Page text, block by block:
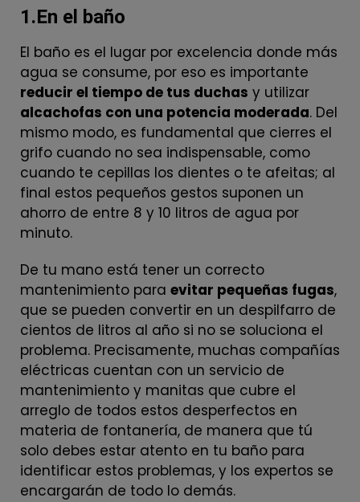
1.En el baño
El baño es el lugar por excelencia donde más
agua se consume, por eso es importante
reducir el tiempo de tus duchas y utilizar
alcachofas con una potencia moderada. Del
mismo modo, es fundamental que cierres el
grifo cuando no sea indispensable, como
cuando te cepillas los dientes o te afeitas; al
final estos pequeños gestos suponen un
ahorro de entre 8 y 10 litros de agua por
minuto.
De tu mano está tener un correcto
mantenimiento para evitar pequeñas fugas,
que se pueden convertir en un despilfarro de
cientos de litros al año si no se soluciona el
problema. Precisamente, muchas compañías
eléctricas cuentan con un servicio de
mantenimiento y manitas que cubre el
arreglo de todos estos desperfectos en
materia de fontanería, de manera que tú
solo debes estar atento en tu baño para
identificar estos problemas, y los expertos se
encargarán de todo lo demás.